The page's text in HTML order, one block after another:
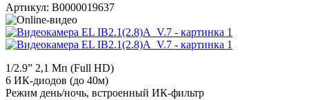
Артикул: В0000019637
1/2.9” 2,1 Мп (Full HD)
6 ИК-диодов (до 40м)
Режим день/ночь, встроенный ИК-фильтр